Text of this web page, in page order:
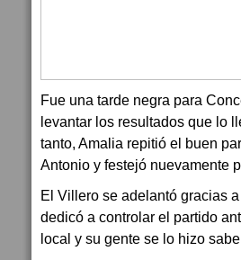
Fue una tarde negra para
levantar los resultados que lo
tanto, Amalia repitió el buen
Antonio y festejó nuevamente
El Villero se adelantó gracias
dedicó a controlar el partido
local y su gente se lo hizo